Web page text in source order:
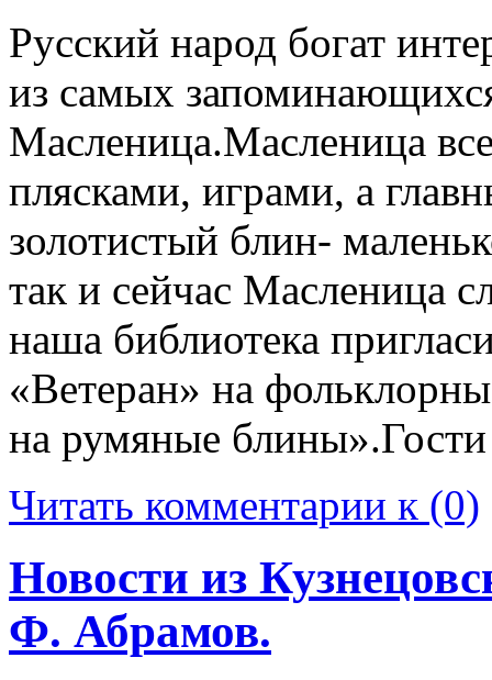
Русский народ богат
из самых
Масленица.Масленица
плясками, играми, а
золотистый блин-
так и сейчас Масленица
наша библиотека
«Ветеран» на
на румяные
Читать комментарии к (0)
Новости из
Ф. Абрамов.